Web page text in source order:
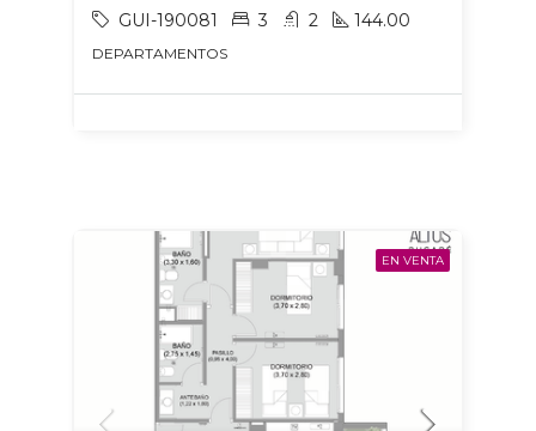
GUI-190081 3 2 144.00
DEPARTAMENTOS
EN VENTA